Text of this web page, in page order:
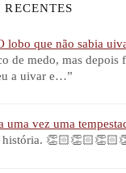
lobo que não sabia
de medo, mas depois
a uivar e…”
uma vez uma
história.